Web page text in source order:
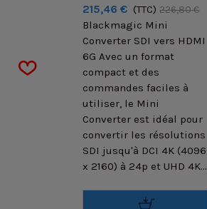
215,46 € (TTC) 226,80 €
Blackmagic Mini
Converter SDI vers HDMI
6G Avec un format
compact et des
commandes faciles à
utiliser, le Mini
Converter est idéal pour
convertir les résolutions
SDI jusqu'à DCI 4K (4096
x 2160) à 24p et UHD 4K...